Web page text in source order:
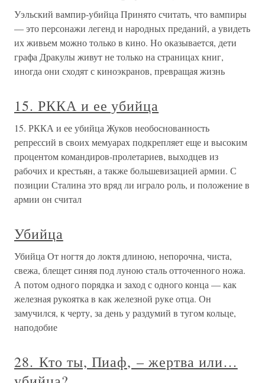
Уэльский вампир-убийца Принято считать, что вампиры
— это персонажи легенд и народных преданий, а увидеть
их живьем можно только в кино. Но оказывается, дети
графа Дракулы живут не только на страницах книг,
иногда они сходят с киноэкранов, превращая жизнь
15. РККА и ее убийца
15. РККА и ее убийца Жуков необоснованность
репрессий в своих мемуарах подкрепляет еще и высоким
процентом командиров-пролетариев, выходцев из
рабочих и крестьян, а также большевизацией армии. С
позиции Сталина это вряд ли играло роль, и положение в
армии он считал
Убийца
Убийца От ногтя до локтя длиною, непорочна, чиста,
свежа, блещет синяя под луною сталь отточенного ножа.
А потом одного порядка и заход с одного конца — как
железная рукоятка в как железной руке отца. Он
замучился, к черту, за день у раздумий в тугом кольце,
наподобие
28. Кто ты, Пиаф, – жертва или…